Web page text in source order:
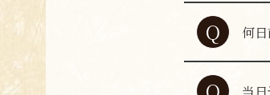
Q 何
A コ
当